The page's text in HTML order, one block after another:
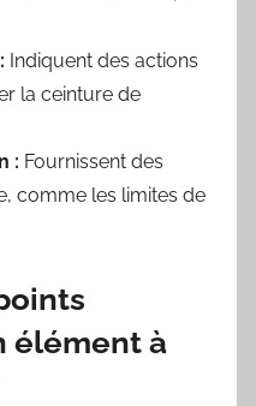
Indiquent des actions
la ceinture de
: Fournissent des
comme les limites de
élément à